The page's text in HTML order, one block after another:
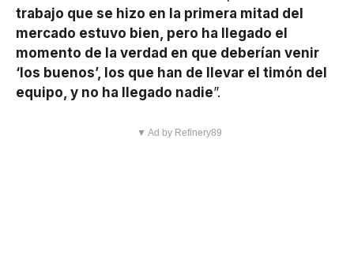
trabajo que se hizo en la primera mitad del
mercado estuvo bien, pero ha llegado el
momento de la verdad en que deberían venir
‘los buenos’, los que han de llevar el timón del
equipo, y no ha llegado nadie”.
▼ Ad by Refinery89